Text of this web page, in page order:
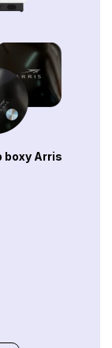
boxy Arris